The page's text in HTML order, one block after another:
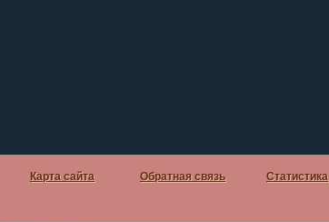
Статистика
Обратная связь
Карта сайта